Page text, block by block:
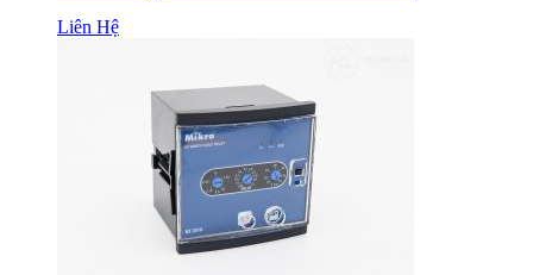
Liên Hệ